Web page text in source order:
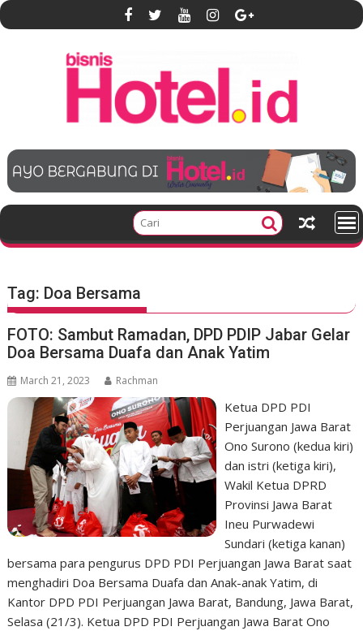
S
k
e
t
Tag: Doa Bersama
FOTO: Sambut Ramadan, DPD PDIP Jabar Gelar
Doa Bersama Duafa dan Anak Yatim
March 21, 2023 Rachman
Ketua DPD PDI
Perjuangan Jawa Barat
Ono Surono (kedua kiri)
dan istri (ketiga kiri),
Wakil Ketua DPRD
Provinsi Jawa Barat
Ineu Purwadewi
Sundari (ketiga kanan)
bersama para pengurus DPD PDI Perjuangan Jawa Barat saat
menghadiri Doa Bersama Duafa dan Anak-anak Yatim, di
Kantor DPD PDI Perjuangan Jawa Barat, Bandung, Jawa Barat,
Selasa (21/3). Ketua DPD PDI Perjuangan Jawa Barat Ono